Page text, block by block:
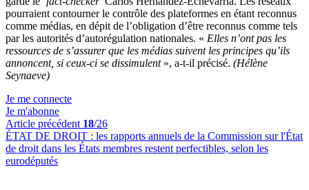
pourraient contourner le contrôle des plateformes en étant reconnus
comme médias, en dépit de l’obligation d’être reconnus comme tels
par les autorités d’autorégulation nationales. « Elles n’ont pas les
ressources de s’assurer que les médias suivent les principes qu’ils
annoncent, si ceux-ci se dissimulent », a-t-il précisé. (Hélène
Seynaeve)
Je me connecte
Je m'abonne
Article précédent 18/26
ÉTAT DE DROIT : les rapports annuels de la Commission sur l'État
de droit dans les États membres restent perfectibles, selon les
eurodéputés